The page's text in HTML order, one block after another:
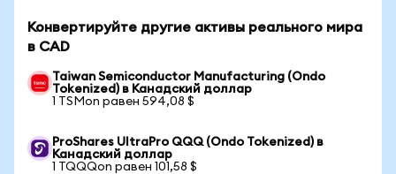
Конвертируйте другие активы реального мира
в CAD
Taiwan Semiconductor Manufacturing (Ondo
Tokenized) в Канадский доллар
1 TSMon равен 594,08 $
ProShares UltraPro QQQ (Ondo Tokenized) в
Канадский доллар
1 TQQQon равен 101,58 $